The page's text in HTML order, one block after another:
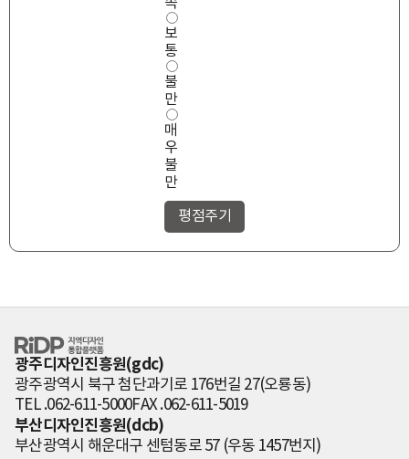
보
통
불
만
매
우
불
만
RiDP 지역디자
인 통합플랫폼
광주디자인진흥원(gdc)
광주광역시 북구 첨단과기로 176번길 27(오룡동)
TEL .062-611-5000FAX .062-611-5019
부산디자인진흥원(dcb)
부산광역시 해운대구 센텀동로 57 (우동 1457번지)